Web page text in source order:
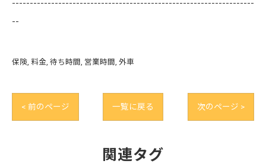
--------------------------------------------------------------------
--
保険 料金 待ち時間 営業時間 外車
< 前のページ 一覧に戻る 次のページ >
関連タグ